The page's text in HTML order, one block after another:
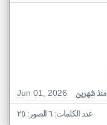
Jun 01, 2026
منذ شهرين
عدد الكلمات: ٦ الصور: ٢٥